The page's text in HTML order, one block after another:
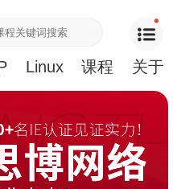
Linux 课程 关于